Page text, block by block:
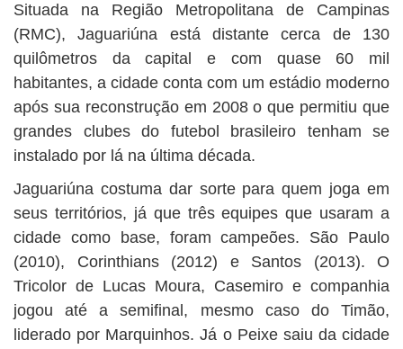
Situada na Região Metropolitana de Campinas
(RMC), Jaguariúna está distante cerca de 130
quilômetros da capital e com quase 60 mil
habitantes, a cidade conta com um estádio moderno
após sua reconstrução em 2008 o que permitiu que
grandes clubes do futebol brasileiro tenham se
instalado por lá na última década.
Jaguariúna costuma dar sorte para quem joga em
seus territórios, já que três equipes que usaram a
cidade como base, foram campeões. São Paulo
(2010), Corinthians (2012) e Santos (2013). O
Tricolor de Lucas Moura, Casemiro e companhia
jogou até a semifinal, mesmo caso do Timão,
liderado por Marquinhos. Já o Peixe saiu da cidade